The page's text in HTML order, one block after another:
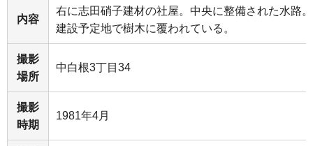
内容
右に志田硝子建材の社屋。中央に整備された水路
建設予定地で樹木に覆われている。
撮影
場所
中白根3丁目34
撮影
時期
1981年4月